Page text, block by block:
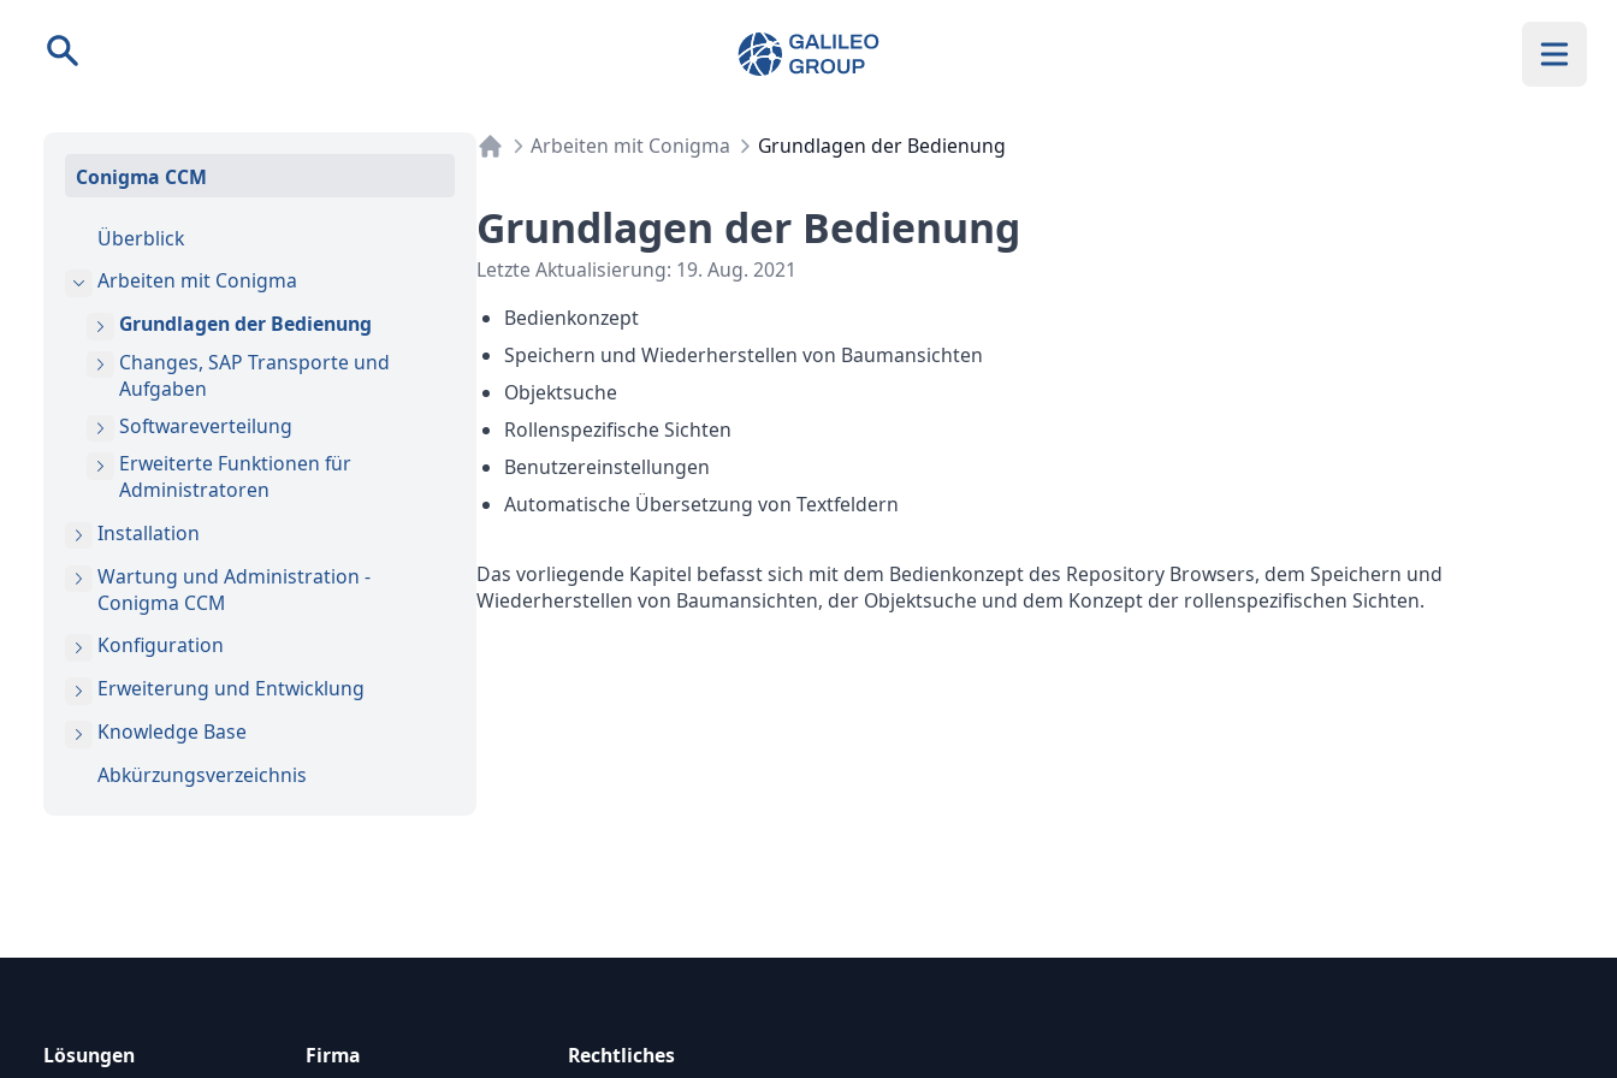
Suche Galileo Group AG
Conigma CCM
Überblick
Arbeiten mit Conigma
Grundlagen der Bedienung
Changes, SAP Transporte und
Aufgaben
Softwareverteilung
Erweiterte Funktionen für
Administratoren
Installation
Wartung und Administration -
Conigma CCM
Konfiguration
Erweiterung und Entwicklung
Knowledge Base
Abkürzungsverzeichnis
Arbeiten mit Conigma Grundlagen der Bedienung
Grundlagen der Bedienung
Letzte Aktualisierung: 19. Aug. 2021
Bedienkonzept
Speichern und Wiederherstellen von Baumansichten
Objektsuche
Rollenspezifische Sichten
Benutzereinstellungen
Automatische Übersetzung von Textfeldern
Das vorliegende Kapitel befasst sich mit dem Bedienkonzept des Repository Browsers, dem Speichern und
Wiederherstellen von Baumansichten, der Objektsuche und dem Konzept der rollenspezifischen Sichten.
Lösungen Firma Rechtliches